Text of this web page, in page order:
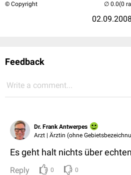
© Copyright
02.09.2008
(0
Feedback
Write a comment...
Dr. Frank Antwerpes
Arzt | Ärztin (ohne
Es geht halt nichts über
Reply 0 0